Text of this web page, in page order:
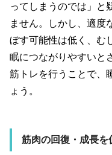
ってしまうのでは」と
ません。しかし、適度
ぼす可能性は低く、む
眠につながりやすいと
筋トレを行うことで、
ょう。
筋肉の回復・成長を